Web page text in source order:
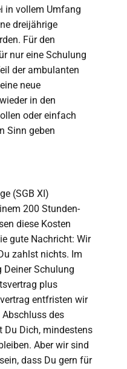
in vollem Umfang
dreijährige
Für den
nur eine Schulung
der ambulanten
neue
in den
oder einfach
Sinn geben
(SGB XI)
200 Stunden-
diese Kosten
gute Nachricht: Wir
zahlst nichts. Im
Deiner Schulung
plus
entfristen wir
des
Du Dich, mindestens
Aber wir sind
dass Du gern für